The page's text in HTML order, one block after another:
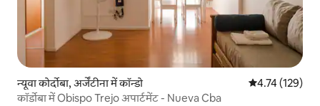
न्यूवा कोर्दोबा, अर्जेंटीना में कॉन्डो औसत रेटिंग 5 में से
4.74 (129)
कॉर्डोबा में Obispo Trejo अपार्टमेंट - Nueva Cba